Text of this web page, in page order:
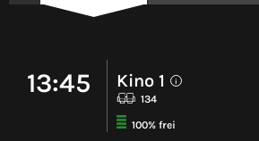
13:45 Kino 1 i
134
100% frei